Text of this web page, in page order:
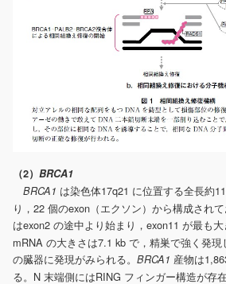
（2） BRCA1
BRCA1 は染色体17q21 に位置する全長約
り，22 個のexon（エクソン）から構成され
はexon2 の途中より始まり，exon11 が最も大
mRNA の大きさは7.1 kb で，精巣で強く発
の臓器に発現がみられる。 BRCA1 産物は
る。N 末端側にはRING フィンガー構造が存